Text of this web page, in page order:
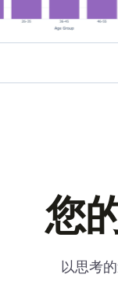
您
以思考